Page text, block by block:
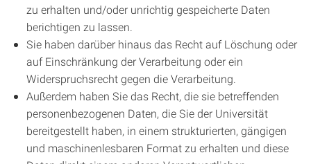
zu erhalten und/oder unrichtig gespeicherte Daten
berichtigen zu lassen.
Sie haben darüber hinaus das Recht auf Löschung oder
auf Einschränkung der Verarbeitung oder ein
Widerspruchsrecht gegen die Verarbeitung.
Außerdem haben Sie das Recht, die sie betreffenden
personenbezogenen Daten, die Sie der Universität
bereitgestellt haben, in einem strukturierten, gängigen
und maschinenlesbaren Format zu erhalten und diese